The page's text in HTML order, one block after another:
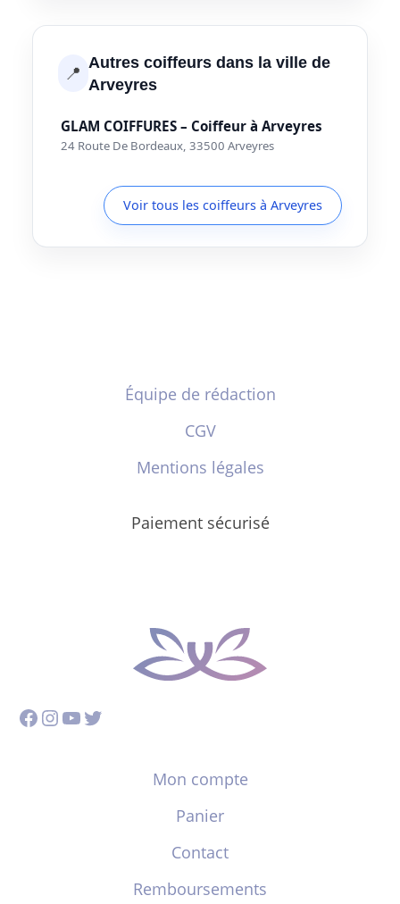
📍 Autres coiffeurs dans la ville de
Arveyres
GLAM COIFFURES – Coiffeur à Arveyres
24 Route De Bordeaux, 33500 Arveyres
Voir tous les coiffeurs à Arveyres
Équipe de rédaction
CGV
Mentions légales
Paiement sécurisé
Facebook
Instagram
YouTube
Twitter
Mon compte
Panier
Contact
Remboursements